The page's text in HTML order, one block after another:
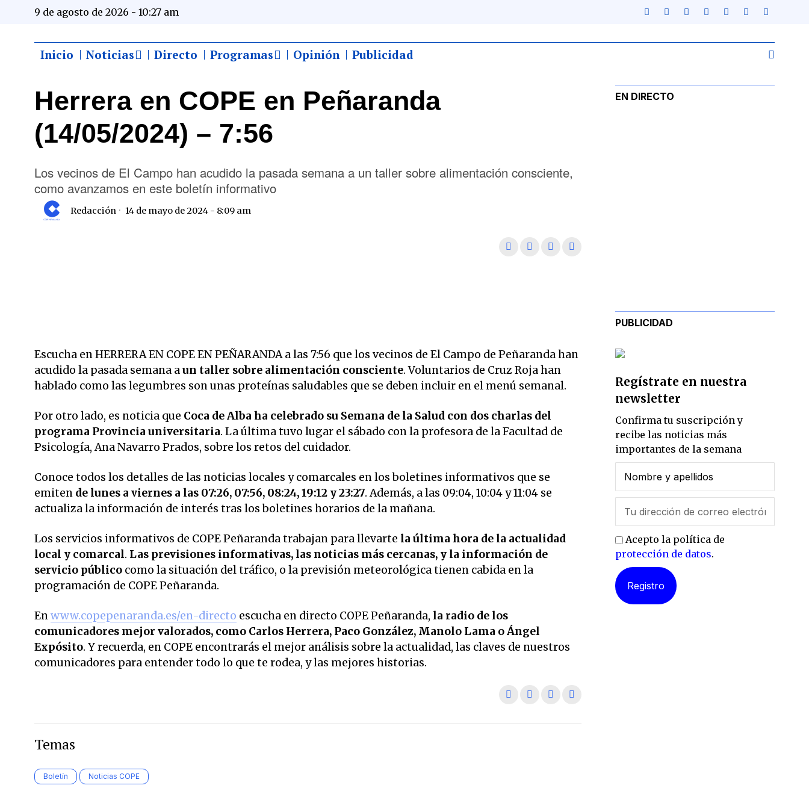
9 de agosto de 2026 - 10:27 am
Inicio Noticias Directo Programas Opinión Publicidad
Herrera en COPE en Peñaranda
(14/05/2024) – 7:56
Los vecinos de El Campo han acudido la pasada semana a un taller sobre alimentación consciente,
como avanzamos en este boletín informativo
Redacción 14 de mayo de 2024 - 8:09 am
Escucha en HERRERA EN COPE EN PEÑARANDA a las 7:56 que los vecinos de El Campo de Peñaranda han
acudido la pasada semana aun taller sobre alimentación consciente. Voluntarios de Cruz Roja han
hablado como las legumbres son unas proteínas saludables que se deben incluir en el menú semanal.
Por otro lado, es noticia que Coca de Alba ha celebrado su Semana de la Salud con dos charlas del
programa Provincia universitaria. La última tuvo lugar el sábado con la profesora de la Facultad de
Psicología, Ana Navarro Prados, sobre los retos del cuidador.
Conoce todos los detalles de las noticias locales y comarcales en los boletines informativos que se
emiten de lunes a viernes a las 07:26, 07:56, 08:24, 19:12 y 23:27. Además, a las 09:04, 10:04 y 11:04 se
actualiza la información de interés tras los boletines horarios de la mañana.
Los servicios informativos de COPE Peñaranda trabajan para llevarte la última hora de la actualidad
local y comarcal. Las previsiones informativas, las noticias más cercanas, y la información de
servicio público como la situación del tráfico, o la previsión meteorológica tienen cabida en la
programación de COPE Peñaranda.
Enwww.copepenaranda.es/en-directo escucha en directo COPE Peñaranda, la radio de los
comunicadores mejor valorados, como Carlos Herrera, Paco González, Manolo Lama o Ángel
Expósito. Y recuerda, en COPE encontrarás el mejor análisis sobre la actualidad, las claves de nuestros
comunicadores para entender todo lo que te rodea, y las mejores historias.
Temas
Boletín Noticias COPE
EN DIRECTO
PUBLICIDAD
Regístrate en nuestra
newsletter
Confirma tu suscripción y
recibe las noticias más
importantes de la semana
Acepto la política de
protección de datos.